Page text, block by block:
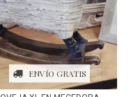
ENVÍO GRATIS